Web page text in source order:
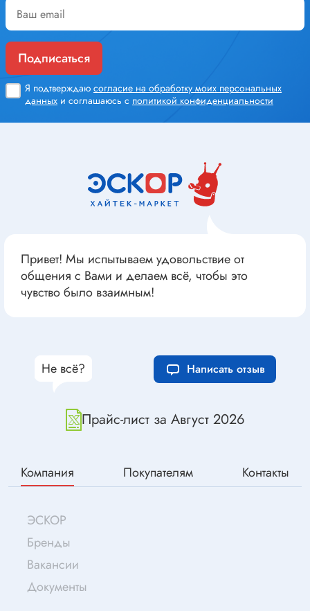
Подписаться
Я подтверждаю согласие на обработку моих персональных
данных и соглашаюсь с политикой конфиденциальности
Привет! Мы испытываем удовольствие от
общения с Вами и делаем всё, чтобы это
чувство было взаимным!
Прайс-лист за Август 2026
Не всё? Написать отзыв
Компания Покупателям Контакты
ЭСКОР
Бренды
Вакансии
Документы